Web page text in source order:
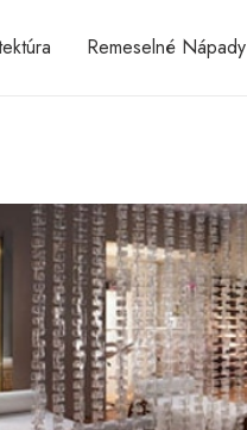
Remeselné Nápady